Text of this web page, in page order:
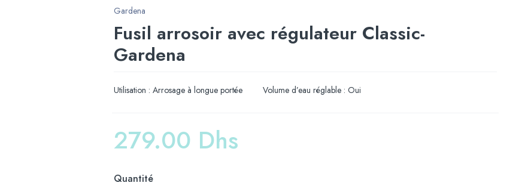
Gardena
Fusil arrosoir avec régulateur Classic-
Gardena
Utilisation : Arrosage à longue portée Volume d’eau réglable : Oui
279.00 Dhs
Quantité